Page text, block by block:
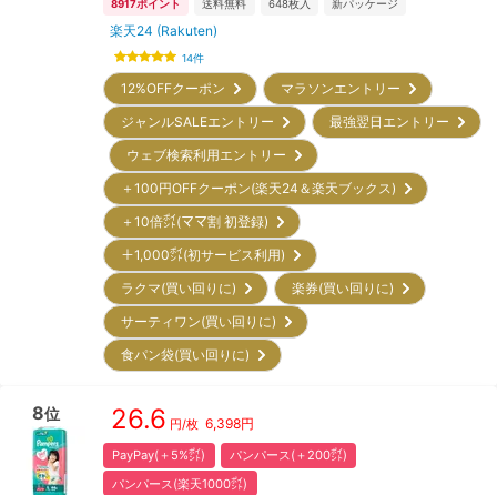
8917ポイント 送料無料 648枚入 新パッケージ
楽天24 (Rakuten)
14件
12%OFFクーポン
マラソンエントリー
ジャンルSALEエントリー
最強翌日エントリー
ウェブ検索利用エントリー
＋100円OFFクーポン(楽天24＆楽天ブックス)
＋10倍㌽(ママ割 初登録)
＋1,000㌽(初サービス利用)
ラクマ(買い回りに)
楽券(買い回りに)
サーティワン(買い回りに)
食パン袋(買い回りに)
8位 26.6 円/枚 6,398円
PayPay(＋5%㌽)
パンパース(＋200㌽)
パンパース(楽天1000㌽)